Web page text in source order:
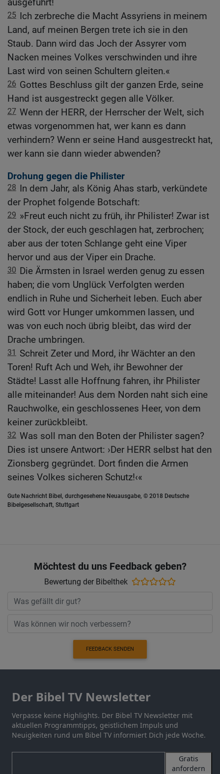
ausgeführt!
25 Ich zerbreche die Macht Assyriens in meinem
Land, auf meinen Bergen trete ich sie in den
Staub. Dann wird das Joch der Assyrer vom
Nacken meines Volkes verschwinden und ihre
Last wird von seinen Schultern gleiten.«
26 Gottes Beschluss gilt der ganzen Erde, seine
Hand ist ausgestreckt gegen alle Völker.
27 Wenn der HERR, der Herrscher der Welt, sich
etwas vorgenommen hat, wer kann es dann
verhindern? Wenn er seine Hand ausgestreckt hat,
wer kann sie dann wieder abwenden?
Drohung gegen die Philister
28 In dem Jahr, als König Ahas starb, verkündete
der Prophet folgende Botschaft:
29 »Freut euch nicht zu früh, ihr Philister! Zwar ist
der Stock, der euch geschlagen hat, zerbrochen;
aber aus der toten Schlange geht eine Viper
hervor und aus der Viper ein Drache.
30 Die Ärmsten in Israel werden genug zu essen
haben; die vom Unglück Verfolgten werden
endlich in Ruhe und Sicherheit leben. Euch aber
wird Gott vor Hunger umkommen lassen, und
was von euch noch übrig bleibt, das wird der
Drache umbringen.
31 Schreit Zeter und Mord, ihr Wächter an den
Toren! Ruft Ach und Weh, ihr Bewohner der
Städte! Lasst alle Hoffnung fahren, ihr Philister
alle miteinander! Aus dem Norden naht sich eine
Rauchwolke, ein geschlossenes Heer, von dem
keiner zurückbleibt.
32 Was soll man den Boten der Philister sagen?
Dies ist unsere Antwort: ›Der HERR selbst hat den
Zionsberg gegründet. Dort finden die Armen
seines Volkes sicheren Schutz!‹«
Gute Nachricht Bibel, durchgesehene Neuausgabe, © 2018 Deutsche
Bibelgesellschaft, Stuttgart
Möchtest du uns Feedback geben?
Bewertung der Bibelthek
FEEDBACK SENDEN
Der Bibel TV Newsletter
Verpasse keine Highlights. Der Bibel TV Newsletter mit
aktuellen Programmtipps, geistlichem Impuls und
Neuigkeiten rund um Bibel TV informiert Dich jede Woche.
Gratis
anfordern